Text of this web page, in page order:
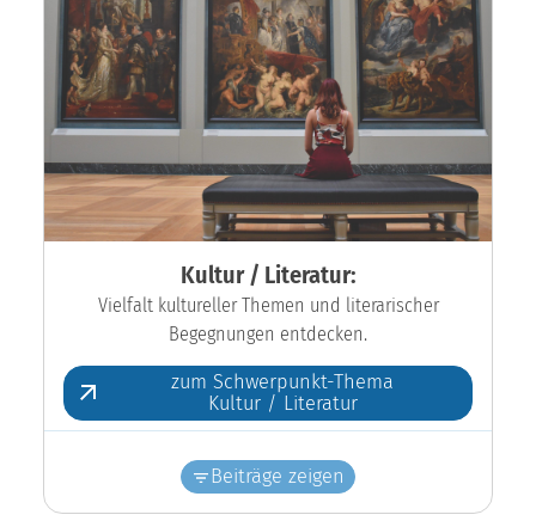
Kultur / Literatur:
Vielfalt kultureller Themen und literarischer
Begegnungen entdecken.
zum Schwerpunkt-Thema
Kultur / Literatur
Beiträge zeigen